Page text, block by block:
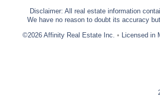
Disclaimer: All real estate information
We have no reason to doubt its accuracy
©2026 Affinity Real Estate Inc. • Licensed in